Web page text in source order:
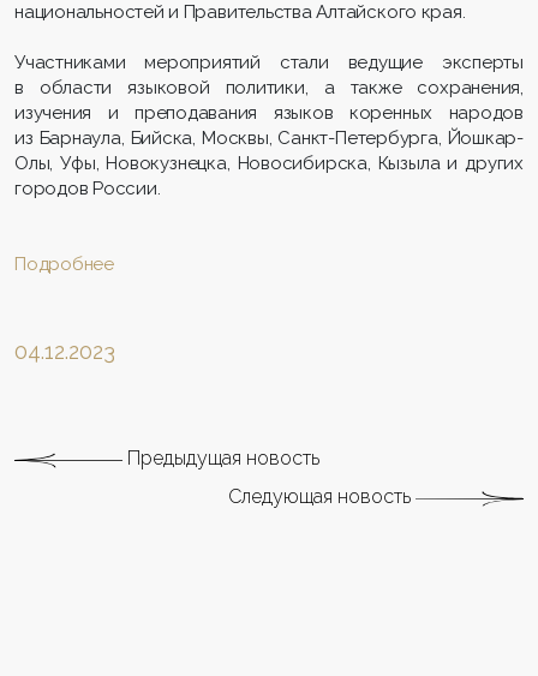
национальностей и Правительства Алтайского края.
Участниками мероприятий стали ведущие эксперты
в области языковой политики, а также сохранения,
изучения и преподавания языков коренных народов
из Барнаула, Бийска, Москвы, Санкт-Петербурга, Йошкар-
Олы, Уфы, Новокузнецка, Новосибирска, Кызыла и других
городов России.
Подробнее
04.12.2023
Предыдущая новость
Следующая новость